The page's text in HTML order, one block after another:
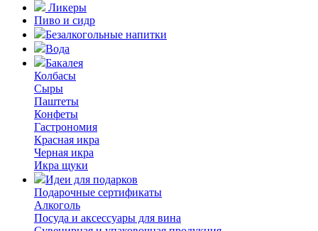
Ликеры
Пиво и сидр
Безалкогольные напитки
Вода
Бакалея
Колбасы
Сыры
Паштеты
Конфеты
Гастрономия
Красная икра
Черная икра
Икра щуки
Идеи для подарков
Подарочные сертификаты
Алкоголь
Посуда и аксессуары для вина